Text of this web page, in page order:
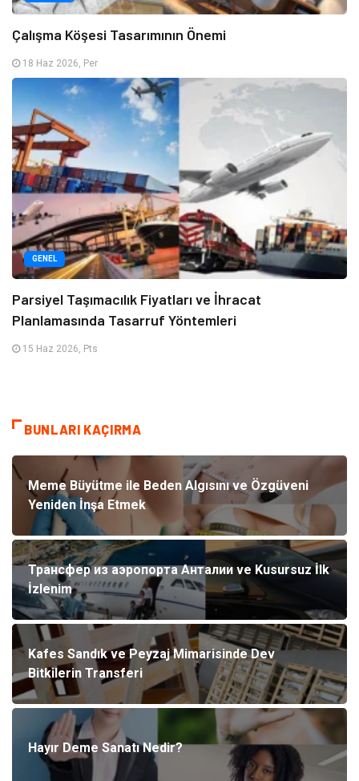
Çalışma Köşesi Tasarımının Önemi
18 Haz 2026, Per
GENEL
Parsiyel Taşımacılık Fiyatları ve İhracat
Planlamasında Tasarruf Yöntemleri
15 Haz 2026, Pts
BUNLARI KAÇIRMA
Meme Büyütme ile Beden Algısını ve Özgüveni
Yeniden İnşa Etmek
Трансфер из аэропорта Анталии ve Kusursuz İlk
İzlenim
Kafes Sandık ve Peyzaj Mimarisinde Dev
Bitkilerin Transferi
Hayır Deme Sanatı Nedir?